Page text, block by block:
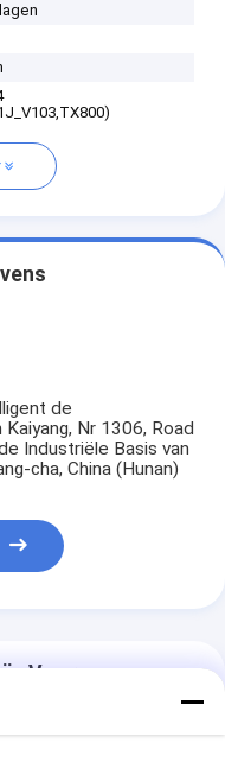
de
Nr 1306, Road
Industriële Basis van
cha, China (Hunan)
Voor